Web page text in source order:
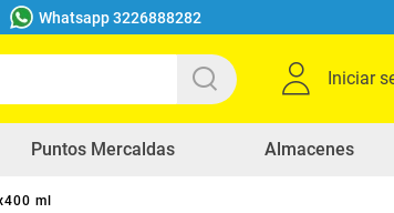
Whatsapp 3226888282
Iniciar
Puntos Mercaldas Almacenes
ml